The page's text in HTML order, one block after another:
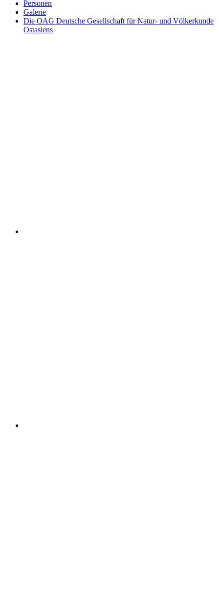
Personen
Galerie
Die OAG Deutsche Gesellschaft für Natur- und Völkerkunde
Ostasiens